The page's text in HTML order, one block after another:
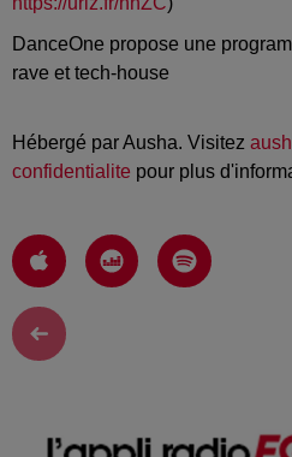
DanceOne propose une
rave et tech-house
Hébergé par Ausha. Visitez
confidentialite pour plus